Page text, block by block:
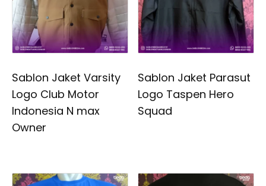
Sablon Jaket Varsity
Logo Club Motor
Indonesia N max
Owner
Sablon Jaket Parasut
Logo Taspen Hero
Squad